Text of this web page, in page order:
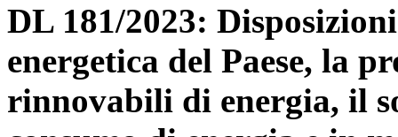
DL 181/2023:
energetica del Paese, la
rinnovabili di energia, il